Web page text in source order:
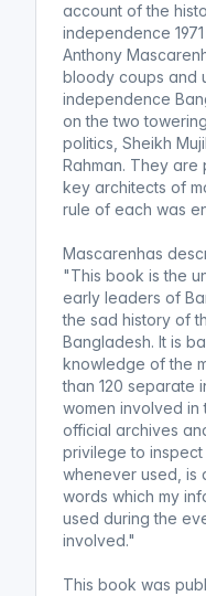
account of the
independence
Anthony
bloody coups and
independence
on the two
politics, Sheikh
Rahman. They
key architects of
rule of each was
Mascarenhas
"This book is the
early leaders of
the sad history of
Bangladesh. It is
knowledge of the
than 120 separate
women involved in
official archives
privilege to inspect
whenever used, is
words which my
used during the
involved."
This book was